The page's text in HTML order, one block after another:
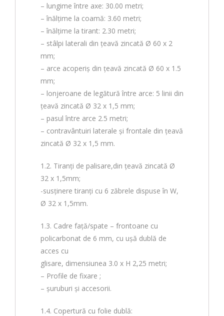
– lungime între axe: 30.00 metri;
– înălțime la coamă: 3.60 metri;
– înălțime la tirant: 2.30 metri;
– stâlpi laterali din țeavă zincată Ø 60 x 2
mm;
– arce acoperiș din țeavă zincată Ø 60 x 1.5
mm;
– lonjeroane de legătură între arce: 5 linii din
țeavă zincată Ø 32 x 1,5 mm;
– pasul între arce 2.5 metri;
– contravântuiri laterale și frontale din țeavă
zincată Ø 32 x 1,5 mm.
1.2. Tiranți de palisare,din țeavă zincată Ø
32 x 1,5mm;
-susținere tiranți cu 6 zăbrele dispuse în W,
Ø 32 x 1,5mm.
1.3. Cadre faţă/spate – frontoane cu
policarbonat de 6 mm, cu ușă dublă de
acces cu
glisare, dimensiunea 3.0 x H 2,25 metri;
– Profile de fixare ;
– șuruburi și accesorii.
1.4. Copertură cu folie dublă: